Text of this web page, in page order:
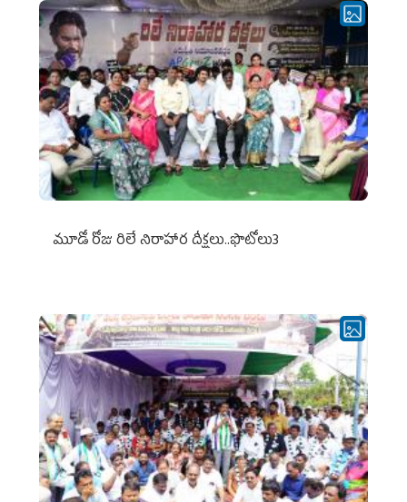
మూడో రోజు రిలే నిరాహార దీక్షలు..ఫొటోలు3